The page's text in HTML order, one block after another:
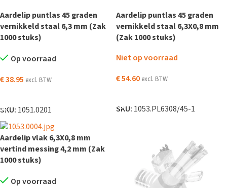
Aardelip puntlas 45 graden
vernikkeld staal 6,3 mm (Zak
1000 stuks)
Op voorraad
€38.95 excl. BTW
SKU: 1051.0201
Aardelip puntlas 45 graden
vernikkeld staal 6,3X0,8 mm
(Zak 1000 stuks)
Niet op voorraad
€54.60 excl. BTW
SKU: 1053.PL6308/45-1
Aardelip vlak 6,3X0,8 mm
vertind messing 4,2 mm (Zak
1000 stuks)
Op voorraad